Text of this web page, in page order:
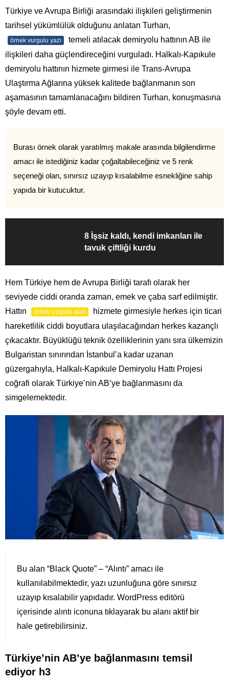
Türkiye ve Avrupa Birliği arasındaki ilişkileri geliştirmenin
tarihsel yükümlülük olduğunu anlatan Turhan,
örnek vurgulu yazı
temeli atılacak demiryolu hattının AB ile
ilişkileri daha güçlendireceğini vurguladı. Halkalı-Kapıkule
demiryolu hattının hizmete girmesi ile Trans-Avrupa
Ulaştırma Ağlarına yüksek kalitede bağlanmanın son
aşamasının tamamlanacağını bildiren Turhan, konuşmasına
şöyle devam etti.
Burası örnek olarak yaratılmış makale arasında bilgilendirme
amacı ile istediğiniz kadar çoğaltabileceğiniz ve 5 renk
seçeneği olan, sınırsız uzayıp kısalabilme esnekliğine sahip
yapıda bir kutucuktur.
8 İşsiz kaldı, kendi imkanları ile
tavuk çiftliği kurdu
Hem Türkiye hem de Avrupa Birliği tarafı olarak her
seviyede ciddi oranda zaman, emek ve çaba sarf edilmiştir.
Hattın
örnek vurgulu alan
hizmete girmesiyle herkes için ticari
hareketlilik ciddi boyutlara ulaşılacağından herkes kazançlı
çıkacaktır. Büyüklüğü teknik özelliklerinin yanı sıra ülkemizin
Bulgaristan sınırından İstanbul’a kadar uzanan
güzergahıyla, Halkalı-Kapıkule Demiryolu Hattı Projesi
coğrafi olarak Türkiye’nin AB’ye bağlanmasını da
simgelemektedir.
Bu alan “Black Quote” – “Alıntı” amacı ile
kullanılabilmektedir, yazı uzunluğuna göre sınırsız
uzayıp kısalabilir yapıdadır. WordPress editörü
içerisinde alıntı iconuna tıklayarak bu alanı aktif bir
hale getirebilirsiniz.
Türkiye’nin AB’ye bağlanmasını temsil
ediyor h3